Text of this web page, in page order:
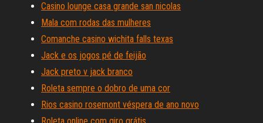
Casino lounge casa grande san nicolas
Mala com rodas das mulheres
Comanche casino wichita falls texas
Jack e os jogos pé de feijão
Jack preto v jack branco
Roleta sempre o dobro de uma cor
Rios casino rosemont véspera de ano novo